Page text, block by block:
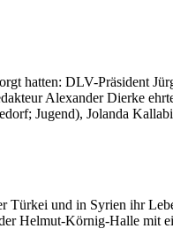
hatten: DLV-Präsident
Alexander Dierke
Jugend), Jolanda
und in Syrien ihr
Helmut-Körnig-Halle mit